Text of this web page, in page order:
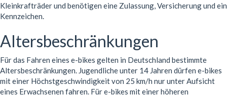
Kleinkrafträder und benötigen eine Zulassung, Versicherung und ein
Kennzeichen.
Altersbeschränkungen
Für das Fahren eines e-bikes gelten in Deutschland bestimmte
Altersbeschränkungen. Jugendliche unter 14 Jahren dürfen e-bikes
mit einer Höchstgeschwindigkeit von 25 km/h nur unter Aufsicht
eines Erwachsenen fahren. Für e-bikes mit einer höheren